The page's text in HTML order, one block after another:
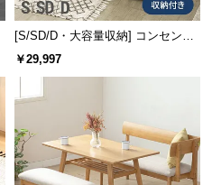
[S/SD/D・大容量収納] コンセント
機能付きベッド マットレス付き
￥29,997